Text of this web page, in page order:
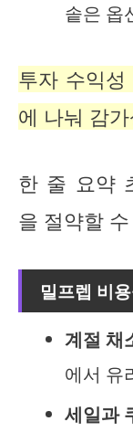
솥은 옵
투자 수익
에 나눠 감
한 줄 요약
을 절약할
밀프렙 비
계절 채
에서 유
세일과